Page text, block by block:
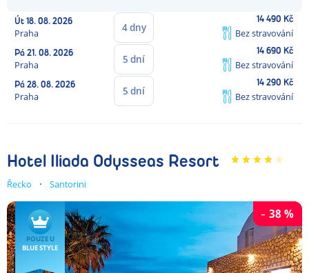
Út18. 08. 2026
Praha 4dny
14 490 Kč
Bez stravování
Pá21. 08. 2026
Praha 5 dní
14 690 Kč
Bez stravování
Pá28. 08. 2026
Praha 5 dní
14 290 Kč
Bez stravování
Hotel Iliada Odysseas Resort
Řecko Santorini
- 38%
POUZE U
BLUE STYLE